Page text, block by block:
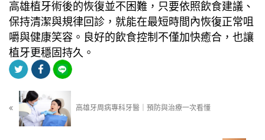
高雄植牙術後的恢復並不困難，只要依照飲食建議、
保持清潔與規律回診，就能在最短時間內恢復正常咀
嚼與健康笑容。良好的飲食控制不僅加快癒合，也讓
植牙更穩固持久。
高雄牙周病專科牙醫｜預防與治療一次看懂